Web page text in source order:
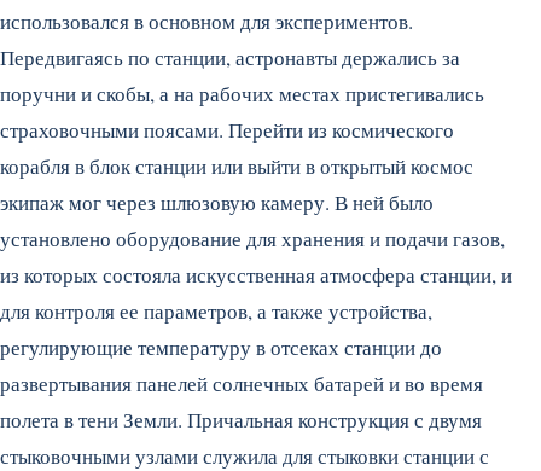
использовался в основном для экспериментов.
Передвигаясь по станции, астронавты держались за
поручни и скобы, а на рабочих местах пристегивались
страховочными поясами. Перейти из космического
корабля в блок станции или выйти в открытый космос
экипаж мог через шлюзовую камеру. В ней было
установлено оборудование для хранения и подачи газов,
из которых состояла искусственная атмосфера станции, и
для контроля ее параметров, а также устройства,
регулирующие температуру в отсеках станции до
развертывания панелей солнечных батарей и во время
полета в тени Земли. Причальная конструкция с двумя
стыковочными узлами служила для стыковки станции с